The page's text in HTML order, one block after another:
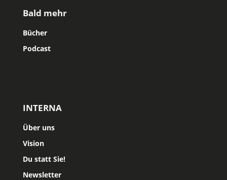
Bald mehr
Bücher
Podcast
INTERNA
Über uns
Vision
Du statt Sie!
Newsletter